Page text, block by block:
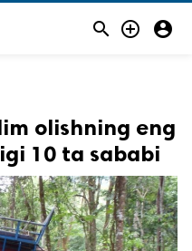
  
olishning eng
10 ta sababi